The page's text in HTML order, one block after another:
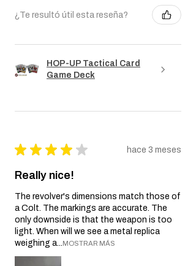
¿Te resultó útil esta reseña?
HOP-UP Tactical Card
Game Deck
★ ★ ★ ★ ★ hace 3 meses
Really nice!
The revolver's dimensions match those of
a Colt. The markings are accurate. The
only downside is that the weapon is too
light. When will we see a metal replica
weighing a... MOSTRAR MÁS